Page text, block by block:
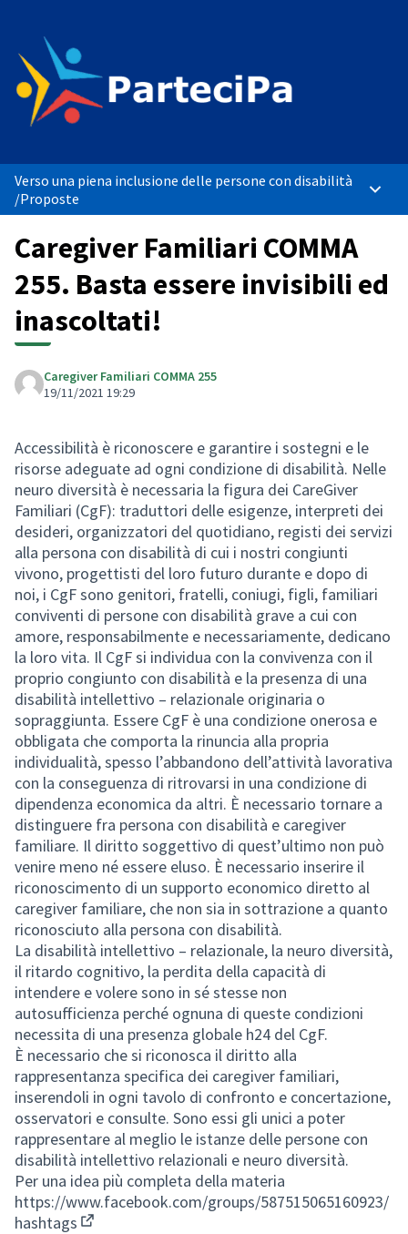
Verso una piena inclusione delle persone con disabilità
/Proposte
Caregiver Familiari COMMA
255. Basta essere invisibili ed
inascoltati!
Caregiver Familiari COMMA 255
19/11/2021 19:29
Accessibilità è riconoscere e garantire i sostegni e le
risorse adeguate ad ogni condizione di disabilità. Nelle
neuro diversità è necessaria la figura dei CareGiver
Familiari (CgF): traduttori delle esigenze, interpreti dei
desideri, organizzatori del quotidiano, registi dei servizi
alla persona con disabilità di cui i nostri congiunti
vivono, progettisti del loro futuro durante e dopo di
noi, i CgF sono genitori, fratelli, coniugi, figli, familiari
conviventi di persone con disabilità grave a cui con
amore, responsabilmente e necessariamente, dedicano
la loro vita. Il CgF si individua con la convivenza con il
proprio congiunto con disabilità e la presenza di una
disabilità intellettivo – relazionale originaria o
sopraggiunta. Essere CgF è una condizione onerosa e
obbligata che comporta la rinuncia alla propria
individualità, spesso l’abbandono dell’attività lavorativa
con la conseguenza di ritrovarsi in una condizione di
dipendenza economica da altri. È necessario tornare a
distinguere fra persona con disabilità e caregiver
familiare. Il diritto soggettivo di quest’ultimo non può
venire meno né essere eluso. È necessario inserire il
riconoscimento di un supporto economico diretto al
caregiver familiare, che non sia in sottrazione a quanto
riconosciuto alla persona con disabilità.
La disabilità intellettivo – relazionale, la neuro diversità,
il ritardo cognitivo, la perdita della capacità di
intendere e volere sono in sé stesse non
autosufficienza perché ognuna di queste condizioni
necessita di una presenza globale h24 del CgF.
È necessario che si riconosca il diritto alla
rappresentanza specifica dei caregiver familiari,
inserendoli in ogni tavolo di confronto e concertazione,
osservatori e consulte. Sono essi gli unici a poter
rappresentare al meglio le istanze delle persone con
disabilità intellettivo relazionali e neuro diversità.
Per una idea più completa della materia
https://www.facebook.com/groups/587515065160923/
hashtags